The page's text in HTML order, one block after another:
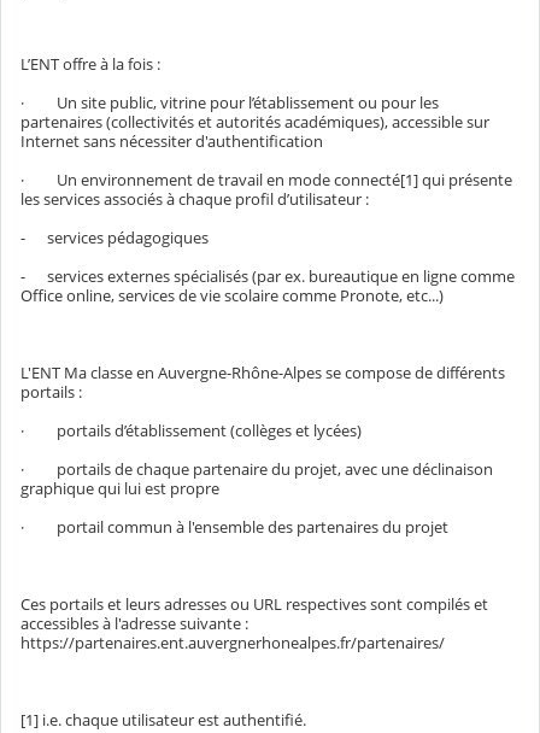
L’ENT offre à la fois :
· Un site public, vitrine pour l’établissement ou pour les
partenaires (collectivités et autorités académiques), accessible sur
Internet sans nécessiter d'authentification
· Un environnement de travail en mode connecté[1] qui présente
les services associés à chaque profil d’utilisateur :
- services pédagogiques
- services externes spécialisés (par ex. bureautique en ligne comme
Office online, services de vie scolaire comme Pronote, etc...)
L'ENT Ma classe en Auvergne-Rhône-Alpes se compose de différents
portails :
· portails d’établissement (collèges et lycées)
· portails de chaque partenaire du projet, avec une déclinaison
graphique qui lui est propre
· portail commun à l'ensemble des partenaires du projet
Ces portails et leurs adresses ou URL respectives sont compilés et
accessibles à l'adresse suivante :
https://partenaires.ent.auvergnerhonealpes.fr/partenaires/
[1] i.e. chaque utilisateur est authentifié.